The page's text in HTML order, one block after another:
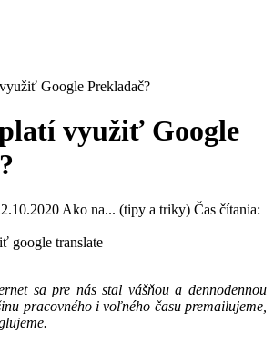
Google Prekladač?
využiť Google
Ako na... (tipy a triky) Čas čítania:
sa pre nás stal vášňou a dennodennou
pracovného i voľného času premailujeme,